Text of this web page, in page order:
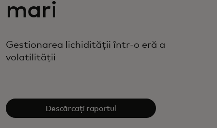
Știri și tendințe
mari
Gestionarea lichidității într-o eră a
volatilității
Descărcați raportul